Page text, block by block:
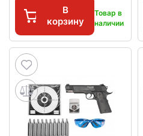
В
корзину
Товар в
наличии